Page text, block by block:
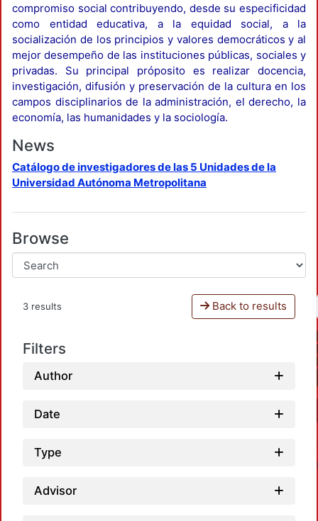
compromiso social contribuyendo, desde su especificidad
como entidad educativa, a la equidad social, a la
socialización de los principios y valores democráticos y al
mejor desempeño de las instituciones públicas, sociales y
privadas. Su principal próposito es realizar docencia,
investigación, difusión y preservación de la cultura en los
campos disciplinarios de la administración, el derecho, la
economía, las humanidades y la sociología.
News
Catálogo de investigadores de las 5 Unidades de la
Universidad Autónoma Metropolitana
Browse
3 results Back to results
Filters
Author
Date
Type
Advisor